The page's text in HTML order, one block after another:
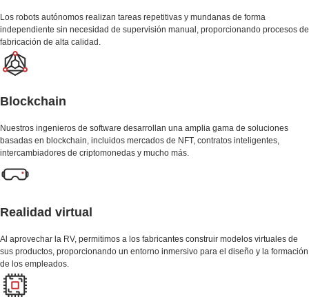
Los robots autónomos realizan tareas repetitivas y mundanas de forma
independiente sin necesidad de supervisión manual, proporcionando procesos de
fabricación de alta calidad.
Blockchain
Nuestros ingenieros de software desarrollan una amplia gama de soluciones
basadas en blockchain, incluidos mercados de NFT, contratos inteligentes,
intercambiadores de criptomonedas y mucho más.
Realidad virtual
Al aprovechar la RV, permitimos a los fabricantes construir modelos virtuales de
sus productos, proporcionando un entorno inmersivo para el diseño y la formación
de los empleados.